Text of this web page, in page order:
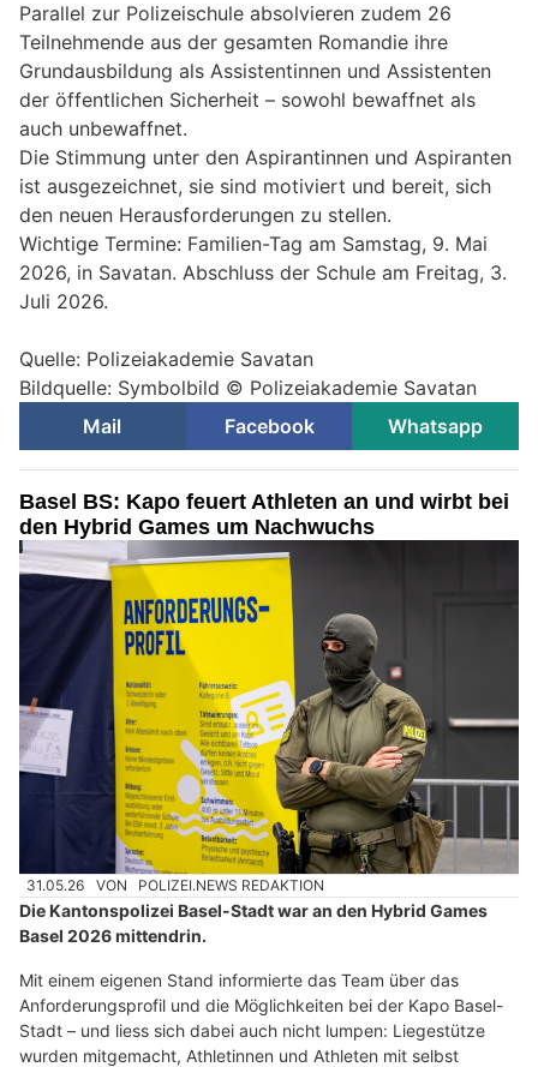
Parallel zur Polizeischule absolvieren zudem 26
Teilnehmende aus der gesamten Romandie ihre
Grundausbildung als Assistentinnen und Assistenten
der öffentlichen Sicherheit – sowohl bewaffnet als
auch unbewaffnet.
Die Stimmung unter den Aspirantinnen und Aspiranten
ist ausgezeichnet, sie sind motiviert und bereit, sich
den neuen Herausforderungen zu stellen.
Wichtige Termine: Familien-Tag am Samstag, 9. Mai
2026, in Savatan. Abschluss der Schule am Freitag, 3.
Juli 2026.
Quelle: Polizeiakademie Savatan
Bildquelle: Symbolbild © Polizeiakademie Savatan
Mail
Facebook Whatsapp
Basel BS: Kapo feuert Athleten an und wirbt bei
den Hybrid Games um Nachwuchs
31.05.26 VON POLIZEI.NEWS REDAKTION
Die Kantonspolizei Basel-Stadt war an den Hybrid Games
Basel 2026 mittendrin.
Mit einem eigenen Stand informierte das Team über das
Anforderungsprofil und die Möglichkeiten bei der Kapo Basel-
Stadt – und liess sich dabei auch nicht lumpen: Liegestütze
wurden mitgemacht, Athletinnen und Athleten mit selbst